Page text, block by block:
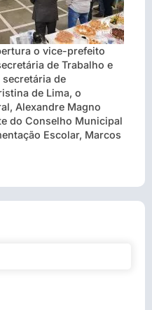
o vice-prefeito
de Trabalho e
de
de Lima, o
Alexandre Magno
do Conselho Municipal
Escolar, Marcos